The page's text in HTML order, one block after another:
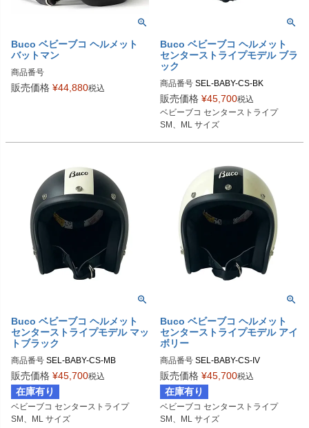
Buco ベビーブコ ヘルメット
バットマン
商品番号
販売価格 ¥44,880税込
Buco ベビーブコ ヘルメット
センターストライプモデル ブラ
ック
商品番号 SEL-BABY-CS-BK
SMサイズ商品コード：0107BBCS0
2013
014
販売価格 ¥45,700税込
ベビーブコ センターストライプ
SM、ML サイズ
Buco ベビーブコ ヘルメット
センターストライプモデル マッ
トブラック
商品番号 SEL-BABY-CS-MB
SMサイズ商品コード：0107BBCS0
2M013
MLサイズ商品コード：0107BBCS02
M014
販売価格 ¥45,700税込
在庫有り
ベビーブコ センターストライプ
SM、ML サイズ
Buco ベビーブコ ヘルメット
センターストライプモデル アイ
ボリー
商品番号 SEL-BABY-CS-IV
SMサイズ商品コード：0107BBCS0
1023
MLサイズ商品コード：0107BBCS01
024
販売価格 ¥45,700税込
在庫有り
ベビーブコ センターストライプ
SM、ML サイズ